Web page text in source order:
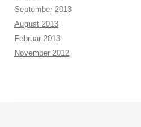
September 2013
August 2013
Februar 2013
November 2012